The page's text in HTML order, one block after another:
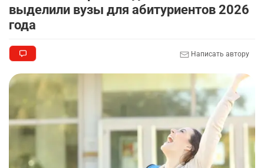
Более 2000 грантов дополнительно
выделили вузы для абитуриентов 2026